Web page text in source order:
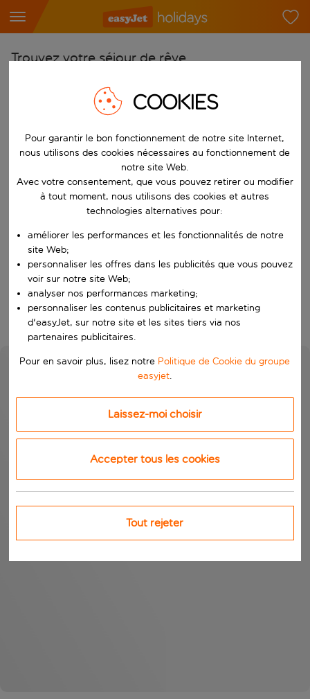
Trouvez votre séjour de rêve
Choisissez votre aéroport
Commencez à taper pour la saisie automatique. Lorsque les
Choisissez votre destination
Vers
Choisissez vos dates
Quand
Qui
Rechercher
COOKIES
Pour garantir le bon fonctionnement de notre site Internet,
nous utilisons des cookies nécessaires au fonctionnement de
notre site Web.
Avec votre consentement, que vous pouvez retirer ou modifier
à tout moment, nous utilisons des cookies et autres
technologies alternatives pour:
améliorer les performances et les fonctionnalités de notre
site Web;
personnaliser les offres dans les publicités que vous pouvez
voir sur notre site Web;
analyser nos performances marketing;
personnaliser les contenus publicitaires et marketing
d'easyJet, sur notre site et les sites tiers via nos
partenaires publicitaires.
Pour en savoir plus, lisez notre Politique de Cookie du groupe
easyjet.
Laissez-moi choisir
Accepter tous les cookies
Tout rejeter